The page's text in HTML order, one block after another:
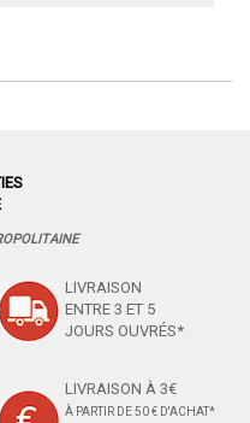
LIVRAISON
ENTRE 3 ET 5
JOURS OUVRÉS*
LIVRAISON À 3€
À PARTIR DE 50 € D'ACHAT*